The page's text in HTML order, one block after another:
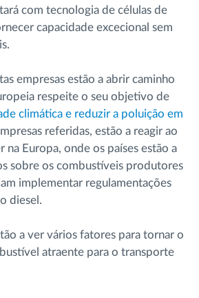
com tecnologia de células de
capacidade excecional sem
empresas estão a abrir caminho
respeite o seu objetivo de
climática e reduzir a poluição em
referidas, estão a reagir ao
na Europa, onde os países estão a
sobre os combustíveis produtores
implementar regulamentações
diesel.
a ver vários fatores para tornar o
atraente para o transporte